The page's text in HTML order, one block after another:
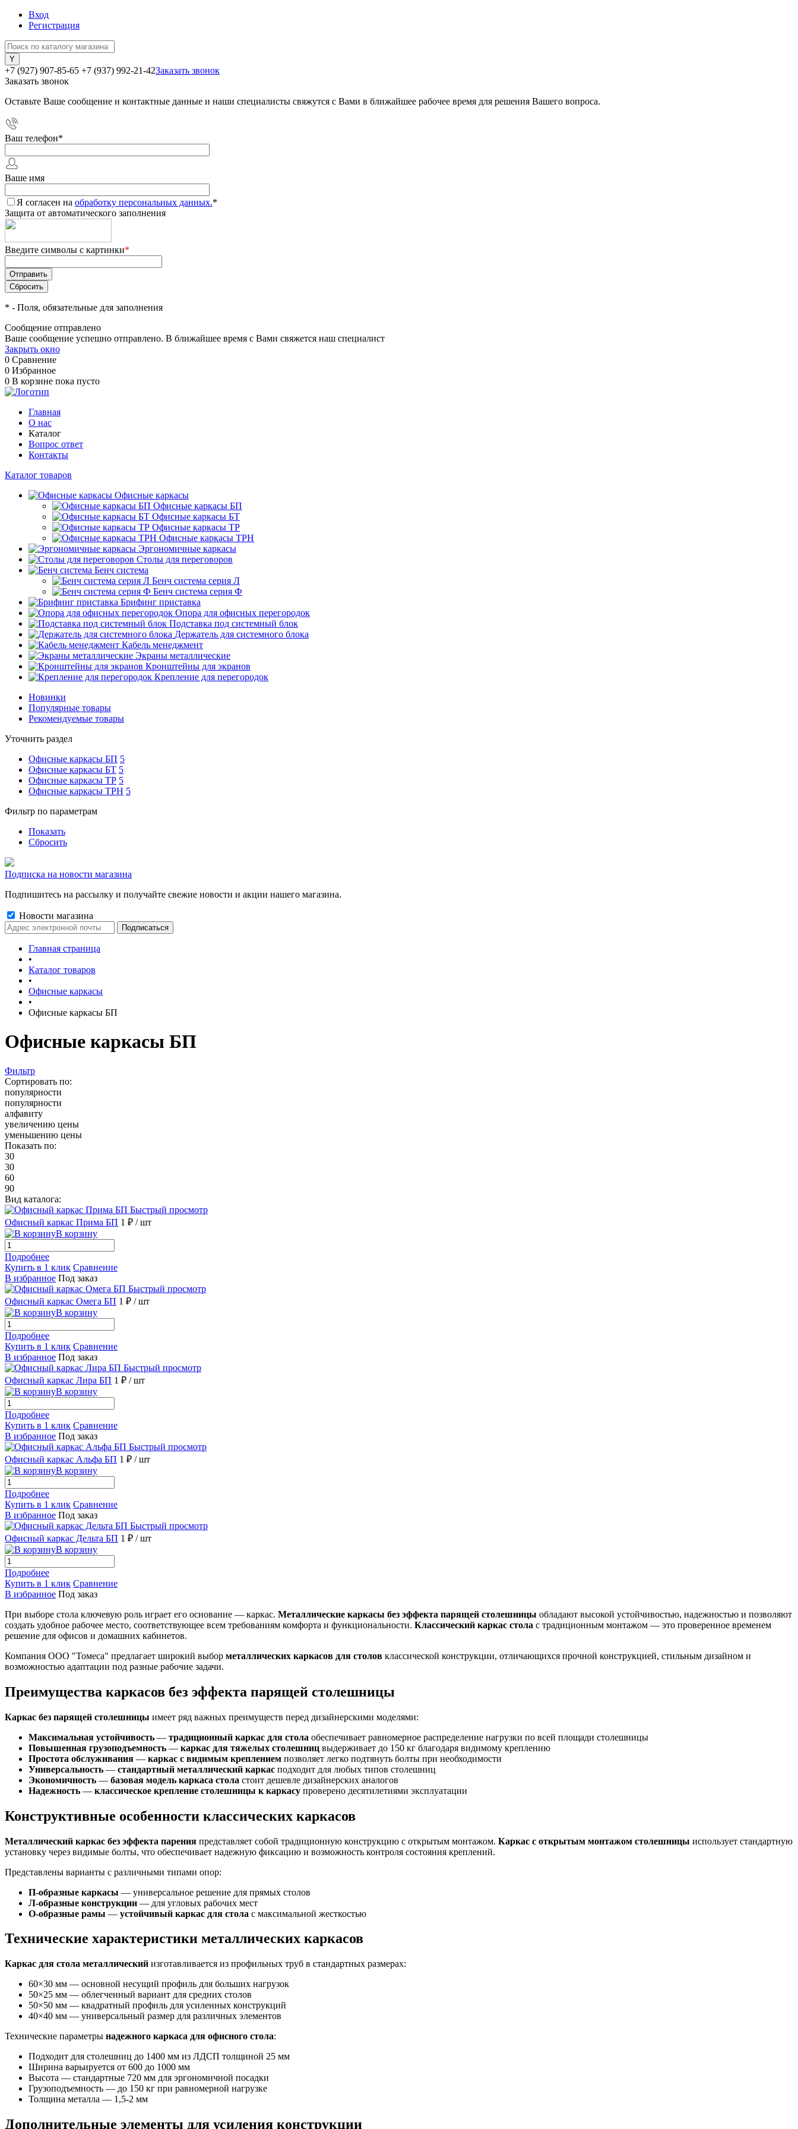
Вход
Регистрация
+7 (927) 907-85-65 +7 (937) 992-21-42Заказать звонок
Заказать звонок
Оставьте Ваше сообщение и контактные данные и наши специалисты свяжутся с Вами в ближайшее рабочее время для решения Вашего вопроса.
Ваш телефон*
Ваше имя
Я согласен на обработку персональных данных.*
Защита от автоматического заполнения
Введите символы с картинки*
* - Поля, обязательные для заполнения
Сообщение отправлено
Ваше сообщение успешно отправлено. В ближайшее время с Вами свяжется наш специалист
Закрыть окно
0 Сравнение
0 Избранное
0 В корзине пока пусто
Главная
О нас
Каталог
Вопрос ответ
Контакты
Каталог товаров
Офисные каркасы
Офисные каркасы БП
Офисные каркасы БТ
Офисные каркасы ТР
Офисные каркасы ТРН
Эргономичные каркасы
Столы для переговоров
Бенч система
Бенч система серия Л
Бенч система серия Ф
Брифинг приставка
Опора для офисных перегородок
Подставка под системный блок
Держатель для системного блока
Кабель менеджмент
Экраны металлические
Кронштейны для экранов
Крепление для перегородок
Новинки
Популярные товары
Рекомендуемые товары
Уточнить раздел
Офисные каркасы БП 5
Офисные каркасы БТ 5
Офисные каркасы ТР 5
Офисные каркасы ТРН 5
Фильтр по параметрам
Показать
Сбросить
Подписка на новости магазина
Подпишитесь на рассылку и получайте свежие новости и акции нашего магазина.
Новости магазина
Главная страница
•
Каталог товаров
•
Офисные каркасы
•
Офисные каркасы БП
Офисные каркасы БП
Фильтр
Сортировать по:
популярности
популярности
алфавиту
увеличению цены
уменьшению цены
Показать по:
30
30
60
90
Вид каталога:
Быстрый просмотр
Офисный каркас Прима БП 1 ₽ / шт
В корзину
Подробнее
Купить в 1 клик Сравнение
В избранное Под заказ
Быстрый просмотр
Офисный каркас Омега БП 1 ₽ / шт
В корзину
Подробнее
Купить в 1 клик Сравнение
В избранное Под заказ
Быстрый просмотр
Офисный каркас Лира БП 1 ₽ / шт
В корзину
Подробнее
Купить в 1 клик Сравнение
В избранное Под заказ
Быстрый просмотр
Офисный каркас Альфа БП 1 ₽ / шт
В корзину
Подробнее
Купить в 1 клик Сравнение
В избранное Под заказ
Быстрый просмотр
Офисный каркас Дельта БП 1 ₽ / шт
В корзину
Подробнее
Купить в 1 клик Сравнение
В избранное Под заказ
При выборе стола ключевую роль играет его основание — каркас. Металлические каркасы без эффекта парящей столешницы обладают высокой устойчивостью, надежностью и позволяют
создать удобное рабочее место, соответствующее всем требованиям комфорта и функциональности. Классический каркас стола с традиционным монтажом — это проверенное временем
решение для офисов и домашних кабинетов.
Компания ООО "Томеса" предлагает широкий выбор металлических каркасов для столов классической конструкции, отличающихся прочной конструкцией, стильным дизайном и
возможностью адаптации под разные рабочие задачи.
Преимущества каркасов без эффекта парящей столешницы
Каркас без парящей столешницы имеет ряд важных преимуществ перед дизайнерскими моделями:
Максимальная устойчивость — традиционный каркас для стола обеспечивает равномерное распределение нагрузки по всей площади столешницы
Повышенная грузоподъемность — каркас для тяжелых столешниц выдерживает до 150 кг благодаря видимому креплению
Простота обслуживания — каркас с видимым креплением позволяет легко подтянуть болты при необходимости
Универсальность — стандартный металлический каркас подходит для любых типов столешниц
Экономичность — базовая модель каркаса стола стоит дешевле дизайнерских аналогов
Надежность — классическое крепление столешницы к каркасу проверено десятилетиями эксплуатации
Конструктивные особенности классических каркасов
Металлический каркас без эффекта парения представляет собой традиционную конструкцию с открытым монтажом. Каркас с открытым монтажом столешницы использует стандартную
установку через видимые болты, что обеспечивает надежную фиксацию и возможность контроля состояния креплений.
Представлены варианты с различными типами опор:
П-образные каркасы — универсальное решение для прямых столов
Л-образные конструкции — для угловых рабочих мест
О-образные рамы — устойчивый каркас для стола с максимальной жесткостью
Технические характеристики металлических каркасов
Каркас для стола металлический изготавливается из профильных труб в стандартных размерах:
60×30 мм — основной несущий профиль для больших нагрузок
50×25 мм — облегченный вариант для средних столов
50×50 мм — квадратный профиль для усиленных конструкций
40×40 мм — универсальный размер для различных элементов
Технические параметры надежного каркаса для офисного стола:
Подходит для столешниц до 1400 мм из ЛДСП толщиной 25 мм
Ширина варьируется от 600 до 1000 мм
Высота — стандартные 720 мм для эргономичной посадки
Грузоподъемность — до 150 кг при равномерной нагрузке
Толщина металла — 1,5-2 мм
Дополнительные элементы для усиления конструкции